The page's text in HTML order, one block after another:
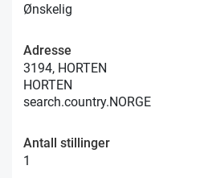
Ønskelig
Adresse
3194, HORTEN
HORTEN
search.country.NORGE
Antall stillinger
1